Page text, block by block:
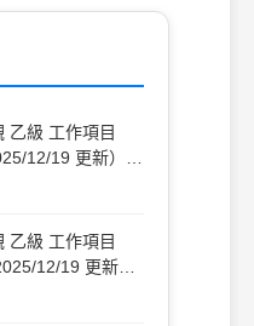
乙級 工作項目
12/19 更新）
乙級 工作項目
12/19 更新）